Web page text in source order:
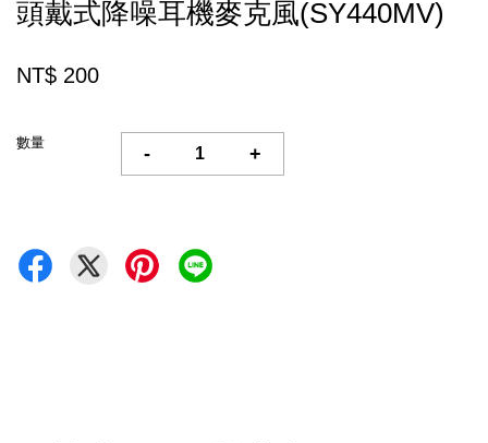
頭戴式降噪耳機麥克風(SY440MV)
NT$ 200
數量
- +